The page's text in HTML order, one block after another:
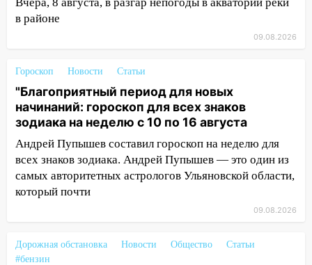
08:11
означают классы бензина и можно ли
заливать «старое» топливо в
современные автомобили
06:30 Какая погода будет в Ульяновской
области днем 9 августа
05:05 День, когда всё может
измениться: гороскоп на 9 августа —
три знака получат шанс, который нельзя
08.08.2026
20:10
в районе
09.08.2026
Гороскоп Новости Статьи
"Благоприятный период для новых
начинаний: гороскоп для всех знаков
зодиака на неделю с 10 по 16 августа
Андрей Пупышев составил гороскоп на неделю для
всех знаков зодиака. Андрей Пупышев — это один из
самых авторитетных астрологов Ульяновской области,
который почти
09.08.2026
Дорожная обстановка Новости Общество
Статьи
#бензин